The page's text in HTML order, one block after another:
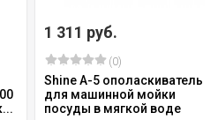
1 311 руб.
(0)
Shine A-5 ополаскиватель
для машинной мойки
посуды в мягкой воде